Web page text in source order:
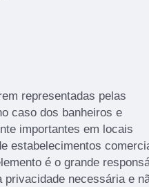
representadas pelas
caso dos banheiros e
importantes em locais
estabelecimentos
é o grande
privacidade necessária e